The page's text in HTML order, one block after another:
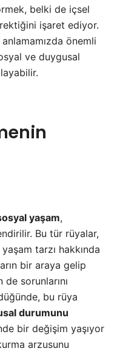
belki de içsel
işaret ediyor.
anlamamızda önemli
ve duygusal
yaşam,
Bu tür rüyalar,
tarzı hakkında
bir araya gelip
sorunlarını
bu rüya
durumunu
bir değişim yaşıyor
arzusunu